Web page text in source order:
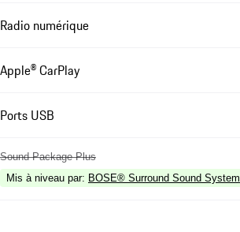
Radio numérique
Apple® CarPlay
Ports USB
Sound Package Plus
Mis à niveau par: BOSE® Surround Sound System